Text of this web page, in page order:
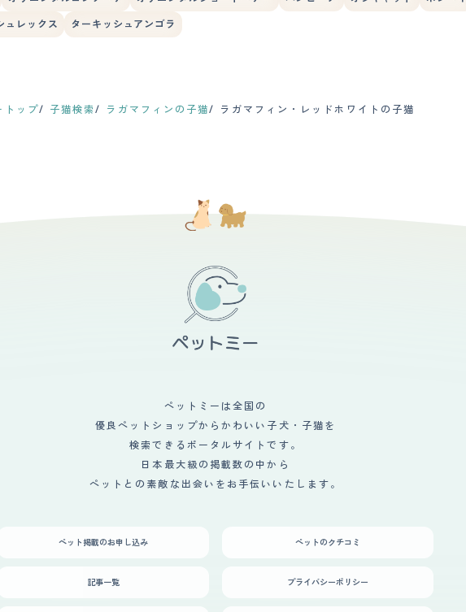
ュレックス ターキッシュアンゴラ
トップ 子猫検索 ラガマフィンの子猫 ラガマフィン・レッドホワイトの子猫
ペットミーは全国の
優良ペットショップからかわいい子犬・子猫を
検索できるポータルサイトです。
日本最大級の掲載数の中から
ペットとの素敵な出会いをお手伝いいたします。
ペット掲載のお申し込み ペットのクチコミ
記事一覧 プライバシーポリシー